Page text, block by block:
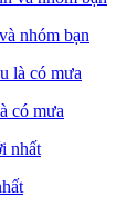
nhóm bạn
có mưa